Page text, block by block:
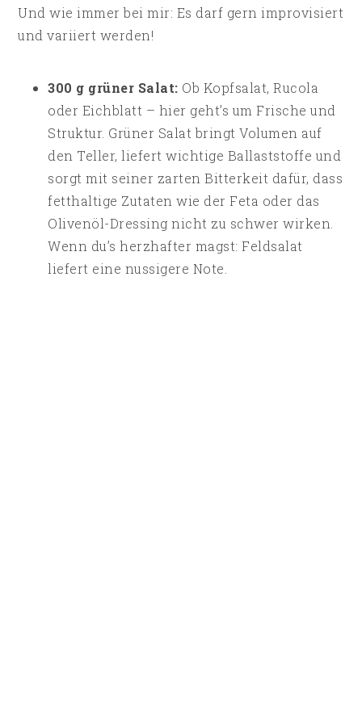
Und wie immer bei mir: Es darf gern improvisiert
und variiert werden!
300 g grüner Salat: Ob Kopfsalat, Rucola
oder Eichblatt – hier geht’s um Frische und
Struktur. Grüner Salat bringt Volumen auf
den Teller, liefert wichtige Ballaststoffe und
sorgt mit seiner zarten Bitterkeit dafür, dass
fetthaltige Zutaten wie der Feta oder das
Olivenöl-Dressing nicht zu schwer wirken.
Wenn du’s herzhafter magst: Feldsalat
liefert eine nussigere Note.